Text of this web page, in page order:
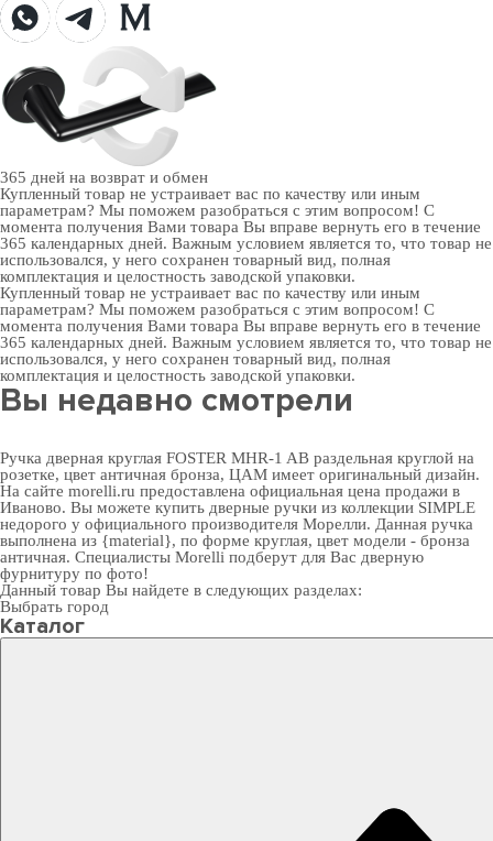
365 дней на возврат и обмен
Купленный товар не устраивает вас по качеству или иным
параметрам? Мы поможем разобраться с этим вопросом! С
момента получения Вами товара Вы вправе вернуть его в течение
365 календарных дней. Важным условием является то, что товар не
использовался, у него сохранен товарный вид, полная
комплектация и целостность заводской упаковки.
Купленный товар не устраивает вас по качеству или иным
параметрам? Мы поможем разобраться с этим вопросом! С
момента получения Вами товара Вы вправе вернуть его в течение
365 календарных дней. Важным условием является то, что товар не
использовался, у него сохранен товарный вид, полная
комплектация и целостность заводской упаковки.
Вы недавно смотрели
Ручка дверная круглая FOSTER MHR-1 AB раздельная круглой на
розетке, цвет античная бронза, ЦАМ имеет оригинальный дизайн.
На сайте morelli.ru предоставлена официальная цена продажи в
Иваново. Вы можете купить дверные ручки из коллекции SIMPLE
недорого у официального производителя Морелли. Данная ручка
выполнена из {material}, по форме круглая, цвет модели - бронза
античная. Специалисты Morelli подберут для Вас дверную
фурнитуру по фото!
Данный товар Вы найдете в следующих разделах:
Выбрать город
Каталог